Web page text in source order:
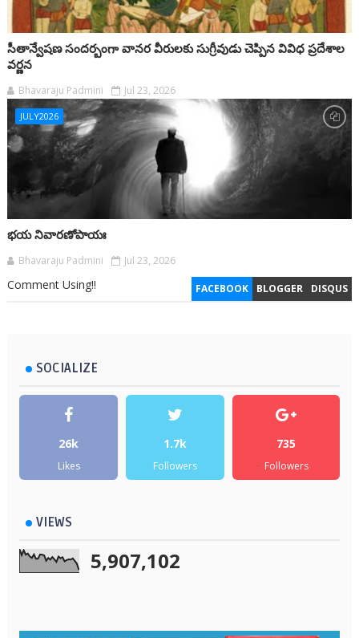
సీతాన్వేషణ సందర్బంగా వానర వీరులకు సుగ్రీవుడు చెప్పిన వివిధ ప్రదేశాల
వర్ణన
Bhavaraju Padmini Jul 23, 2026
JULY2026
భయ నివారణోపాయః
Bhavaraju Padmini Jul 23, 2026
FACEBOOK BLOGGER DISQUS
Comment Using!!
SOCIALIZE
26k
Likes
1.7k
Followers
735
Followers
VIEWS
5,907,102